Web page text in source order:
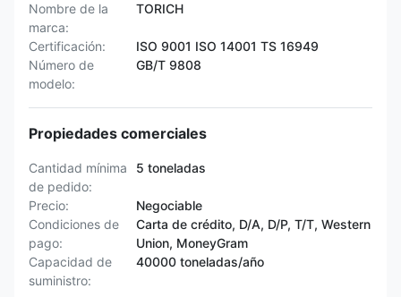
Nombre de la
marca:
TORICH
Certificación:
ISO 9001 ISO 14001 TS 16949
Número de
modelo:
GB/T 9808
Propiedades comerciales
Cantidad mínima
de pedido:
5 toneladas
Precio:
Negociable
Condiciones de
pago:
Carta de crédito, D/A, D/P, T/T, Western
Union, MoneyGram
Capacidad de
suministro:
40000 toneladas/año